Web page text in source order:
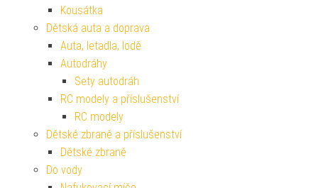
Kousátka
Dětská auta a doprava
Auta, letadla, lodě
Autodráhy
Sety autodráh
RC modely a příslušenství
RC modely
Dětské zbraně a příslušenství
Dětské zbraně
Do vody